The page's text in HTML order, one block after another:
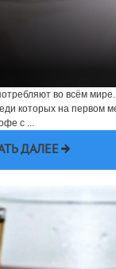
во всём мире.
которых на первом
с ...
ДАЛЕЕ